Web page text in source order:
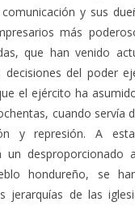
y sus
más
que han venido
decisiones del poder
el ejército ha
cuando servía
y represión. A
un desproporcionado
hondureño, se
jerarquías de las